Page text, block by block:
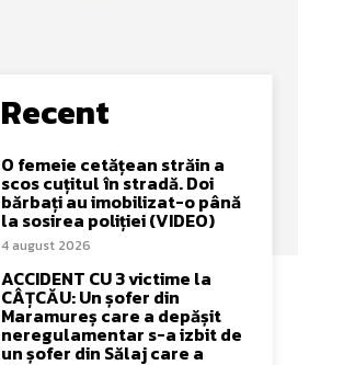
Recent
O femeie cetățean străin a
scos cuțitul în stradă. Doi
bărbați au imobilizat-o până
la sosirea poliției (VIDEO)
4 august 2026
ACCIDENT CU 3 victime la
CÂȚCĂU: Un șofer din
Maramureș care a depășit
neregulamentar s-a izbit de
un șofer din Sălaj care a